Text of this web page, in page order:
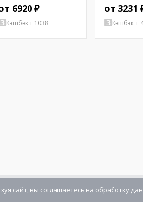
6920 ₽
Кэшбэк + 1038
от 3231
Кэшбэк +
сайт, вы соглашаетесь на обработку